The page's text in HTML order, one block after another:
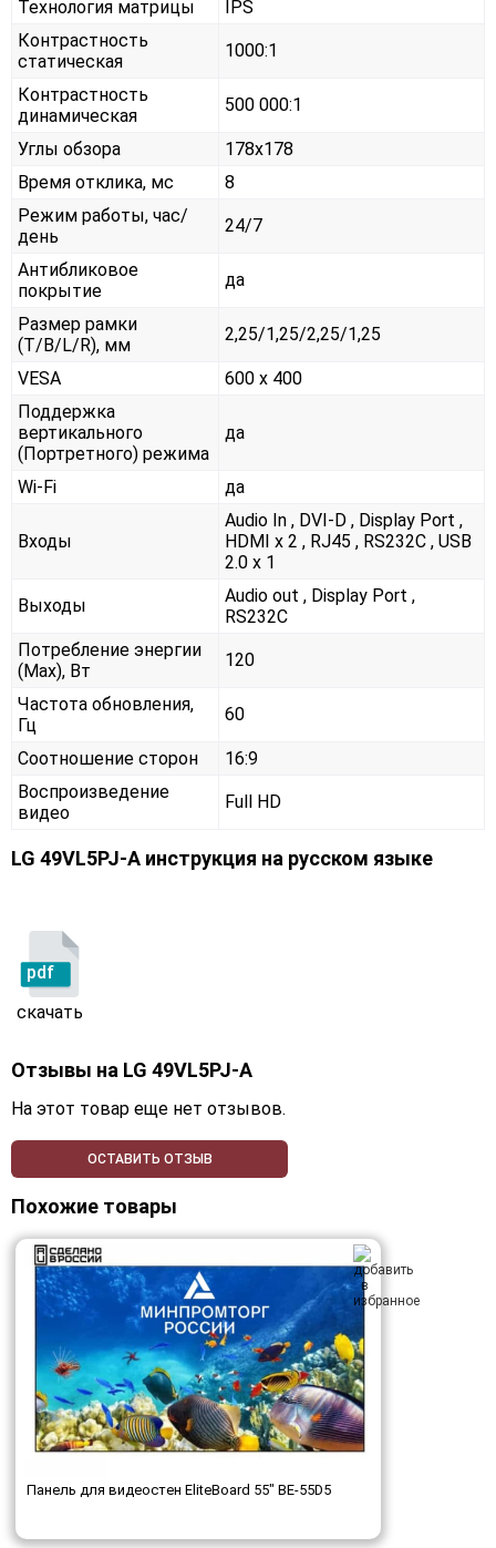
Технология матрицы
IPS
Контрастность
статическая
1000:1
Контрастность
динамическая
500 000:1
Углы обзора
178x178
Время отклика, мс
8
Режим работы, час/
день
24/7
Антибликовое
покрытие
да
Размер рамки
(T/B/L/R), мм
2,25/1,25/2,25/1,25
VESA
600 x 400
Поддержка
вертикального
(Портретного) режима
да
Wi-Fi да
Входы
Audio In , DVI-D , Display Port ,
HDMI x 2 , RJ45 , RS232С , USB
2.0 x 1
Выходы
Audio out , Display Port ,
RS232С
Потребление энергии
(Max), Вт
120
Частота обновления,
Гц
60
Соотношение сторон
16:9
Воспроизведение
видео
Full HD
LG 49VL5PJ-A инструкция на русском языке
pdf
скачать
Отзывы на LG 49VL5PJ-A
На этот товар еще нет отзывов.
ОСТАВИТЬ ОТЗЫВ
Похожие товары
Панель для видеостен EliteBoard 55" BE-55D5